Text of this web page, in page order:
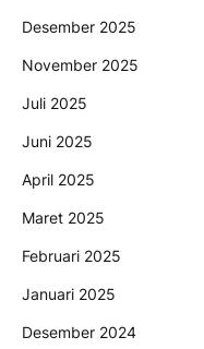
Desember 2025
November 2025
Juli 2025
Juni 2025
April 2025
Maret 2025
Februari 2025
Januari 2025
Desember 2024